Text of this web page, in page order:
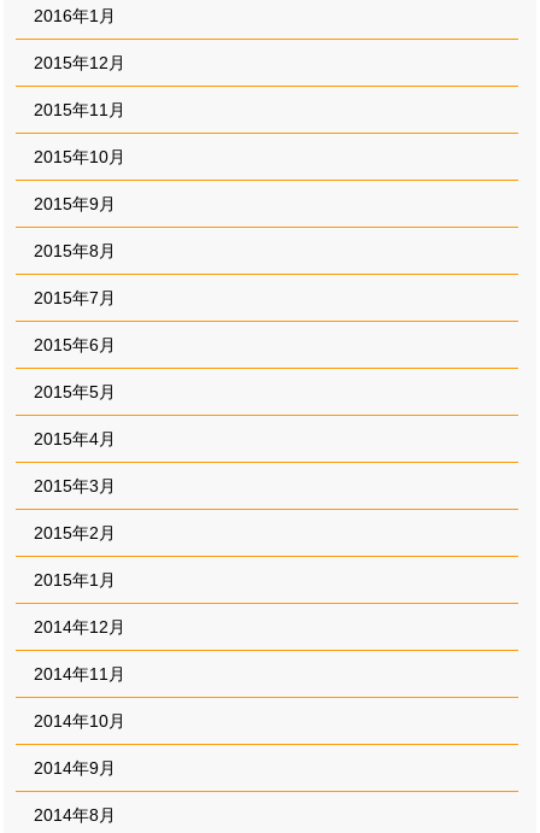
2016年1月
2015年12月
2015年11月
2015年10月
2015年9月
2015年8月
2015年7月
2015年6月
2015年5月
2015年4月
2015年3月
2015年2月
2015年1月
2014年12月
2014年11月
2014年10月
2014年9月
2014年8月